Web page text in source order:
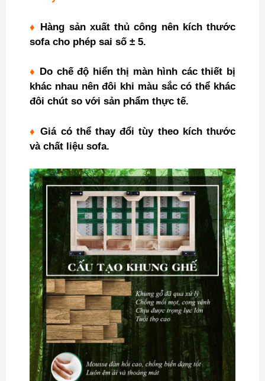
♦ Hàng sản xuất thủ công nên kích thước
sofa cho phép sai số ± 5.
♦
Do chế độ hiển thị màn hình các thiết bị
khác nhau nên đôi khi màu sắc có thể khác
đôi chút so với sản phẩm thực tế.
♦ Giá có thể thay đổi tùy theo kích thước
và chất liệu sofa.